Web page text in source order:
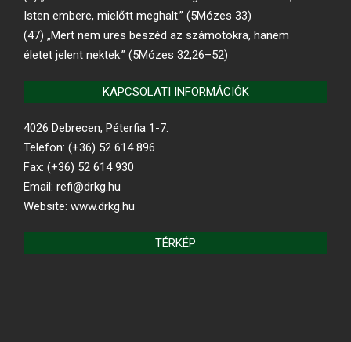
Isten embere, mielőtt meghalt.” (5Mózes 33)
(47) „Mert nem üres beszéd az számotokra, hanem
életet jelent nektek.” (5Mózes 32,26–52)
KAPCSOLATI INFORMÁCIÓK
4026 Debrecen, Péterfia 1-7.
Telefon: (+36) 52 614 896
Fax: (+36) 52 614 930
Email: refi@drkg.hu
Website: www.drkg.hu
TÉRKÉP